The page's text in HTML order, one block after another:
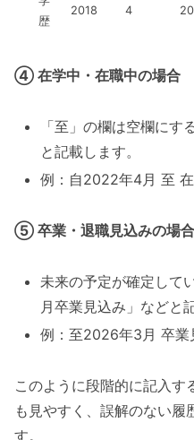
歴
2018 4
④ 在学中・在職中の場合
「至」の欄は空欄にす
と記載します。
例：自2022年4月 至
⑤ 卒業・退職見込みの場合
未来の予定が確定して
月卒業見込み」などと記
例：至2026年3月 卒業
このように段階的に記入す
も見やすく、誤解のない履
す。